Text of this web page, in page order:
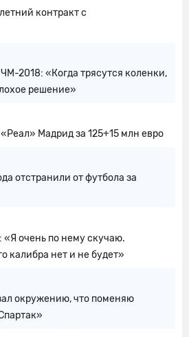
контракт с
2018: «Когда трясутся коленки,
решение»
Мадрид за 125+15 млн евро
отстранили от футбола за
«Я очень по нему скучаю.
калибра нет и не будет»
окружению, что поменяю